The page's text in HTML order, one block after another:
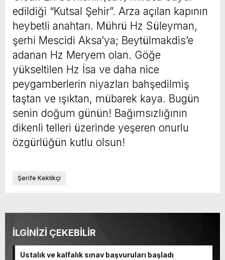
edildiği “Kutsal Şehir”. Arza açılan kapının
heybetli anahtarı. Mührü Hz Süleyman,
şerhi Mescidi Aksa’ya; Beytülmakdis’e
adanan Hz Meryem olan. Göğe
yükseltilen Hz İsa ve daha nice
peygamberlerin niyazları bahşedilmiş
taştan ve ışıktan, mübarek kaya. Bugün
senin doğum günün! Bağımsızlığının
dikenli telleri üzerinde yeşeren onurlu
özgürlüğün kutlu olsun!
Şerife Keklikçi
İLGİNİZİ ÇEKEBİLİR
Ustalık ve kalfalık sınav başvuruları başladı